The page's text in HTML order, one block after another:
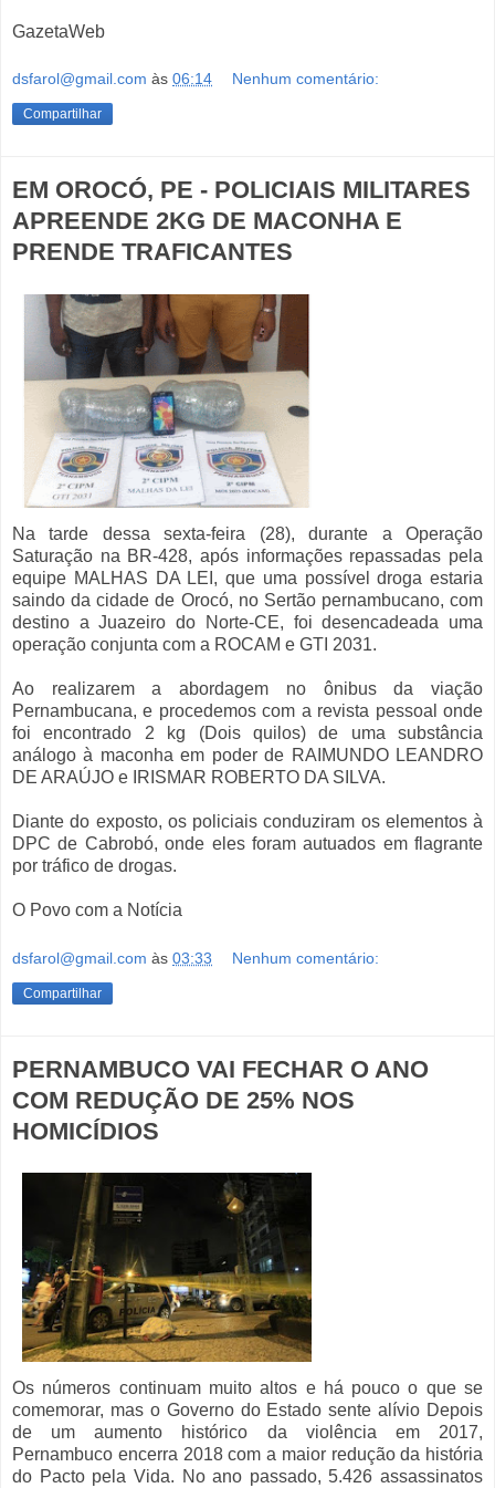
GazetaWeb
dsfarol@gmail.com às 06:14 Nenhum comentário:
Compartilhar
EM OROCÓ, PE - POLICIAIS MILITARES
APREENDE 2KG DE MACONHA E
PRENDE TRAFICANTES
Na tarde dessa sexta-feira (28), durante a Operação
Saturação na BR-428, após informações repassadas pela
equipe MALHAS DA LEI, que uma possível droga estaria
saindo da cidade de Orocó, no Sertão pernambucano, com
destino a Juazeiro do Norte-CE, foi desencadeada uma
operação conjunta com a ROCAM e GTI 2031.
Ao realizarem a abordagem no ônibus da viação
Pernambucana, e procedemos com a revista pessoal onde
foi encontrado 2 kg (Dois quilos) de uma substância
análogo à maconha em poder de RAIMUNDO LEANDRO
DE ARAÚJO e IRISMAR ROBERTO DA SILVA.
Diante do exposto, os policiais conduziram os elementos à
DPC de Cabrobó, onde eles foram autuados em flagrante
por tráfico de drogas.
O Povo com a Notícia
dsfarol@gmail.com às 03:33 Nenhum comentário:
Compartilhar
PERNAMBUCO VAI FECHAR O ANO
COM REDUÇÃO DE 25% NOS
HOMICÍDIOS
Os números continuam muito altos e há pouco o que se
comemorar, mas o Governo do Estado sente alívio Depois
de um aumento histórico da violência em 2017,
Pernambuco encerra 2018 com a maior redução da história
do Pacto pela Vida. No ano passado, 5.426 assassinatos